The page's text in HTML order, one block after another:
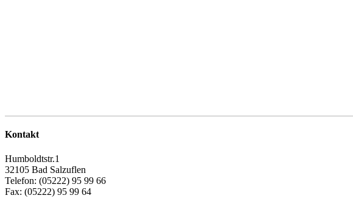
Kontakt
Humboldtstr.1
32105 Bad Salzuflen
Telefon: (05222) 95 99 66
Fax: (05222) 95 99 64